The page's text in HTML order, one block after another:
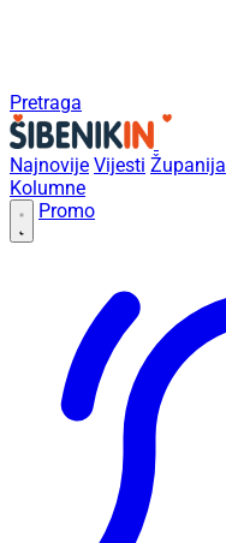
Pretraga
Najnovije Vijesti Županija
Kolumne
Promo